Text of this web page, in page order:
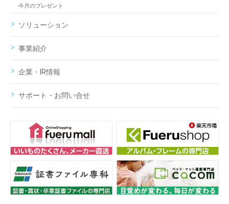
今月のプレゼント
ソリューション
事業紹介
企業・IR情報
サポート・お問い合せ